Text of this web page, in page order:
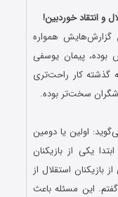
و انتقاد خوردبین!
گزارش‌هایش همواره
بوده، پیمان یوسفی
کار راحت‌تری
اولین یا دومین
یکی از بازیکنان
استقلال از
این مسئله باعث